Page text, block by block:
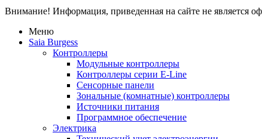
Внимание! Информация, приведенная на сайте не является
Меню
Saia Burgess
Контроллеры
Модульные контроллеры
Контроллеры серии E-Line
Сенсорные панели
Зональные (комнатные) контроллеры
Источники питания
Программное обеспечение
Электрика